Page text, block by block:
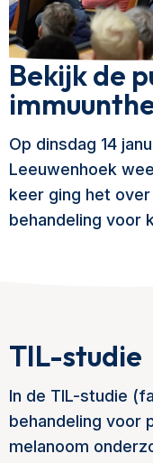
Bekijk de
Op dinsdag 14
Leeuwenhoek
keer ging het
behandeling voor
TIL-studie
In de TIL-studie
behandeling voor
melanoom